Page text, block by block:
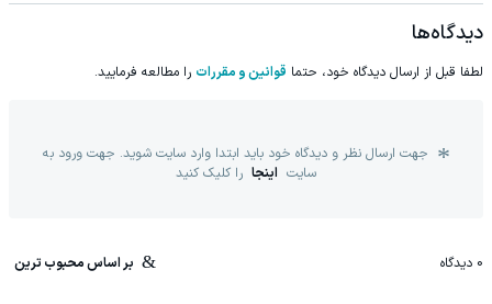
دیدگاه‌ها
لطفا قبل از ارسال دیدگاه خود، حتما قوانین و مقررات را مطالعه فرمایید.
جهت ارسال نظر و دیدگاه خود باید ابتدا وارد سایت شوید. جهت ورود به
سایت اینجا را کلیک کنید
0 دیدگاه بر اساس محبوب ترین